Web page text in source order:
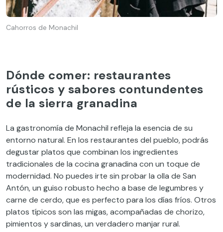
Cahorros de Monachil
Dónde comer: restaurantes
rústicos y sabores contundentes
de la sierra granadina
La gastronomía de Monachil refleja la esencia de su
entorno natural. En los restaurantes del pueblo, podrás
degustar platos que combinan los ingredientes
tradicionales de la cocina granadina con un toque de
modernidad. No puedes irte sin probar la olla de San
Antón, un guiso robusto hecho a base de legumbres y
carne de cerdo, que es perfecto para los días fríos. Otros
platos típicos son las migas, acompañadas de chorizo,
pimientos y sardinas, un verdadero manjar rural.